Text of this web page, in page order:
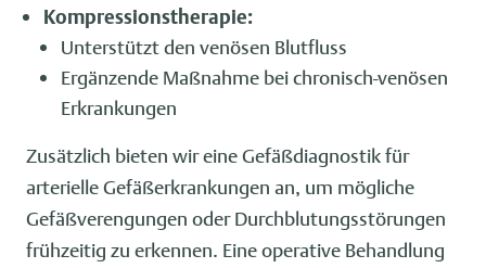
Kompressionstherapie:
Unterstützt den venösen Blutfluss
Ergänzende Maßnahme bei chronisch-venösen
Erkrankungen
Zusätzlich bieten wir eine Gefäßdiagnostik für
arterielle Gefäßerkrankungen an, um mögliche
Gefäßverengungen oder Durchblutungsstörungen
frühzeitig zu erkennen. Eine operative Behandlung